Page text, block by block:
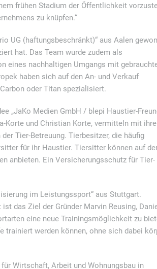
frühen Stadium der Öffentlichkeit
zu knüpfen.“
UG (haftungsbeschränkt)“ aus Aalen
hat. Das Team wurde zudem als
eines nachhaltigen Umgangs mit
haben sich auf den An- und Verkauf
oder Titan spezialisiert.
„JaKo Medien GmbH / blepi Haustier-
Korte und Christian Korte, vermitteln mit
Tier-Betreuung. Tierbesitzer, die häufig
für ihr Haustier. Tiersitter können auf
anbieten. Ein Versicherungsschutz für Tier-
im Leistungssport“ aus Stuttgart.
das Ziel der Gründer Marvin Reusing,
eine neue Trainingsmöglichkeit zu
trainiert werden können, ohne sich dabei
Wirtschaft, Arbeit und Wohnungsbau in